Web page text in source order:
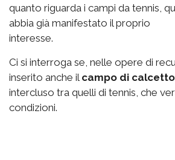
quanto riguarda i campi da tennis,
abbia già manifestato il proprio
interesse.
Ci si interroga se, nelle opere di
inserito anche il campo di calcetto
intercluso tra quelli di tennis, che
condizioni.